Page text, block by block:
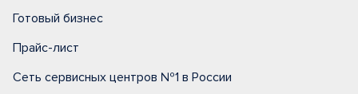
Готовый бизнес
Прайс-лист
Сеть сервисных центров №1 в России